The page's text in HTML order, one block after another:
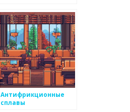
Антифрикционные
сплавы